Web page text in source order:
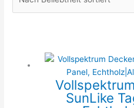
SunLike